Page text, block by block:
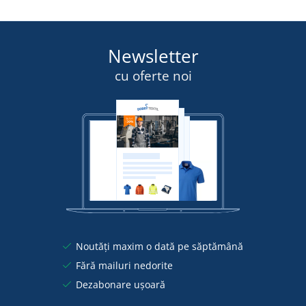
Newsletter
cu oferte noi
Noutăți maxim o dată pe săptămână
Fără mailuri nedorite
Dezabonare ușoară